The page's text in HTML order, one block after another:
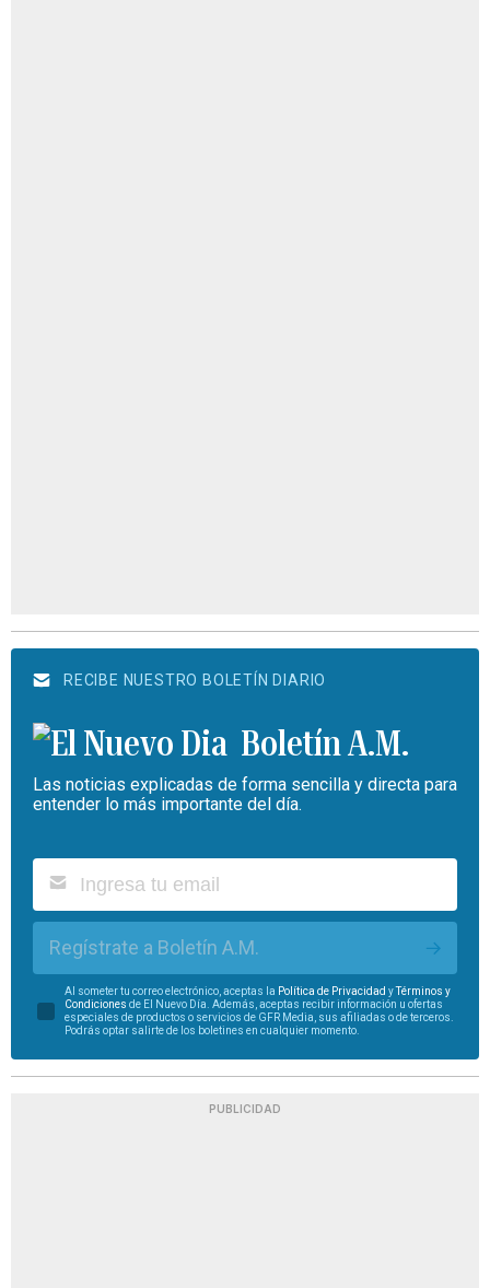
RECIBE NUESTRO BOLETÍN DIARIO
Boletín A.M.
Las noticias explicadas de forma sencilla y directa para
entender lo más importante del día.
Regístrate a Boletín A.M.
Al someter tu correo electrónico, aceptas la Política de Privacidad yTérminos y
Condiciones de El Nuevo Día. Además, aceptas recibir información u ofertas
especiales de productos o servicios de GFR Media, sus afiliadas o de terceros.
Podrás optar salirte de los boletines en cualquier momento.
PUBLICIDAD